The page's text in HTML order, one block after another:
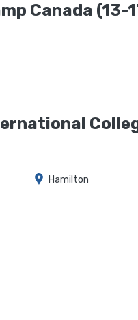
Canada (13-
Hamilton